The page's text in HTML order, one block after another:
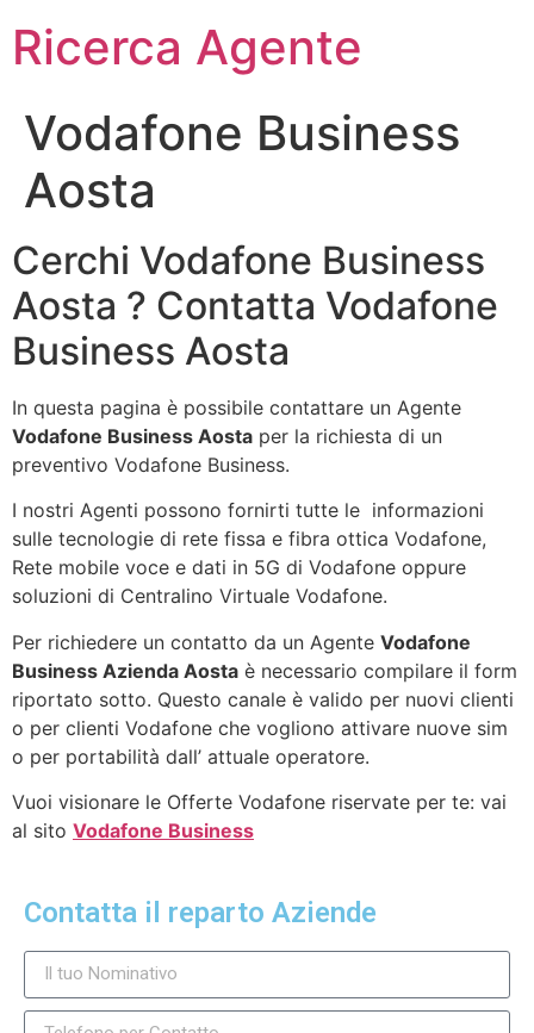
Ricerca Agente
Vodafone Business
Aosta
Cerchi Vodafone Business
Aosta ? Contatta Vodafone
Business Aosta
In questa pagina è possibile contattare un Agente
Vodafone Business Aosta per la richiesta di un
preventivo Vodafone Business.
I nostri Agenti possono fornirti tutte le informazioni
sulle tecnologie di rete fissa e fibra ottica Vodafone,
Rete mobile voce e dati in 5G di Vodafone oppure
soluzioni di Centralino Virtuale Vodafone.
Per richiedere un contatto da un Agente Vodafone
Business Azienda Aosta è necessario compilare il form
riportato sotto. Questo canale è valido per nuovi clienti
o per clienti Vodafone che vogliono attivare nuove sim
o per portabilità dall’ attuale operatore.
Vuoi visionare le Offerte Vodafone riservate per te: vai
al sito Vodafone Business
Contatta il reparto Aziende